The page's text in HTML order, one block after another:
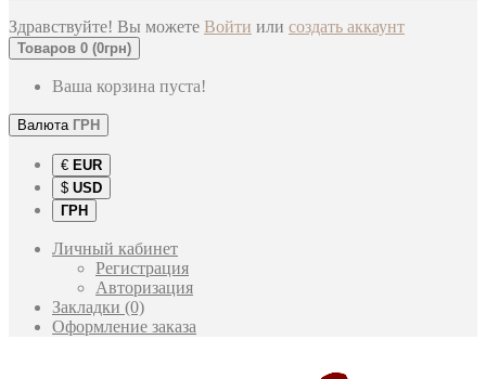
Здравствуйте! Вы можете Войти или создать аккаунт
Товаров 0 (0грн)
Ваша корзина пуста!
Валюта ГРН
€ EUR
$ USD
ГРН
Личный кабинет
Регистрация
Авторизация
Закладки (0)
Оформление заказа